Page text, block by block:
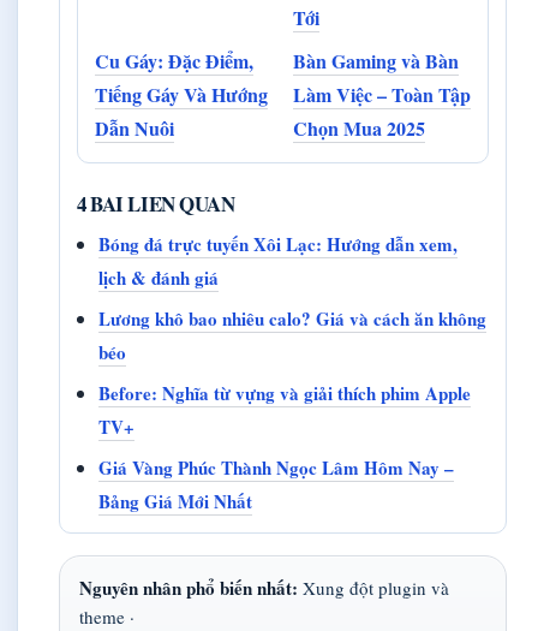
Tới
Cu Gáy: Đặc Điểm,
Tiếng Gáy Và Hướng
Dẫn Nuôi
Bàn Gaming và Bàn
Làm Việc – Toàn Tập
Chọn Mua 2025
4 BAI LIEN QUAN
Bóng đá trực tuyến Xôi Lạc: Hướng dẫn xem,
lịch & đánh giá
Lương khô bao nhiêu calo? Giá và cách ăn không
béo
Before: Nghĩa từ vựng và giải thích phim Apple
TV+
Giá Vàng Phúc Thành Ngọc Lâm Hôm Nay –
Bảng Giá Mới Nhất
Nguyên nhân phổ biến nhất: Xung đột plugin và
theme ·